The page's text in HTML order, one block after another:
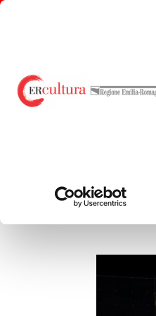
E-R FILM COMMISSION
Accordi territoriali
Analisi Dati